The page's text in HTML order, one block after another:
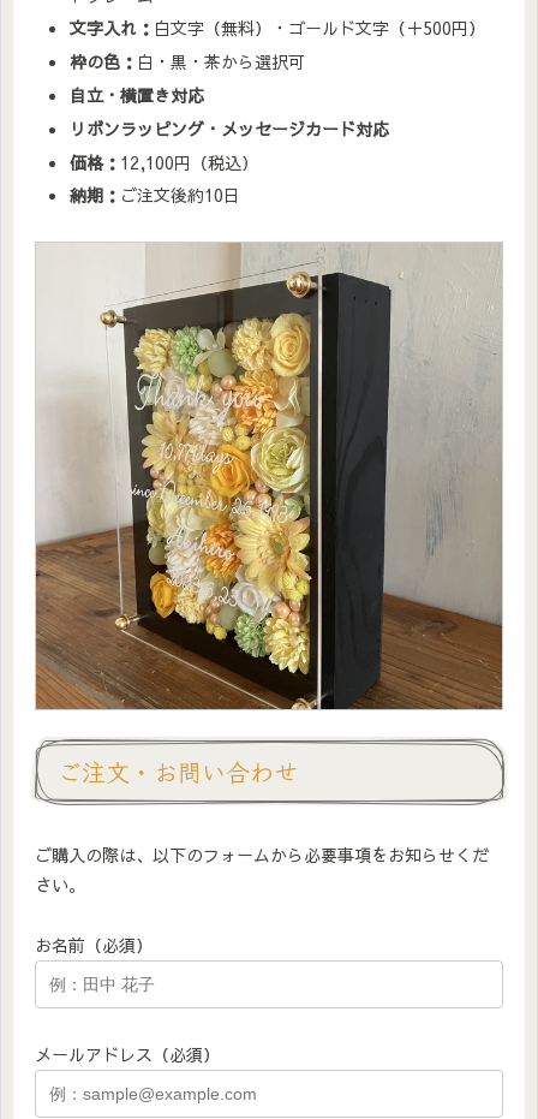
文字入れ： 白文字（無料）・ゴールド文字（＋500円）
枠の色： 白・黒・茶から選択可
自立・横置き対応
リボンラッピング・メッセージカード対応
価格： 12,100円（税込）
納期： ご注文後約10日
ご注文・お問い合わせ
ご購入の際は、以下のフォームから必要事項をお知らせくだ
さい。
お名前（必須）
メールアドレス（必須）